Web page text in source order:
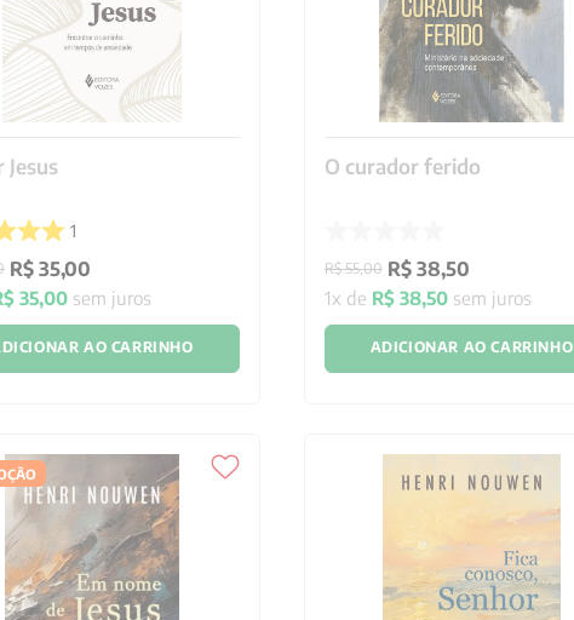
Jesus
1
R$ 35,00
35,00 sem juros
AO CARRINHO
O curador ferido
R$ 55,00 R$ 38,50
1x de R$ 38,50sem juros
ADICIONAR AO CARRINHO